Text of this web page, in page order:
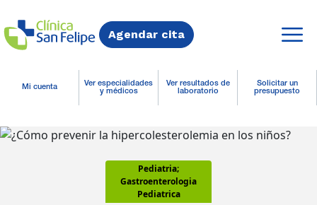
Agendar cita
Mi cuenta
Ver especialidades
y médicos
Ver resultados de
laboratorio
Solicitar un
presupuesto
Pediatria;
Gastroenterologia
Pediatrica